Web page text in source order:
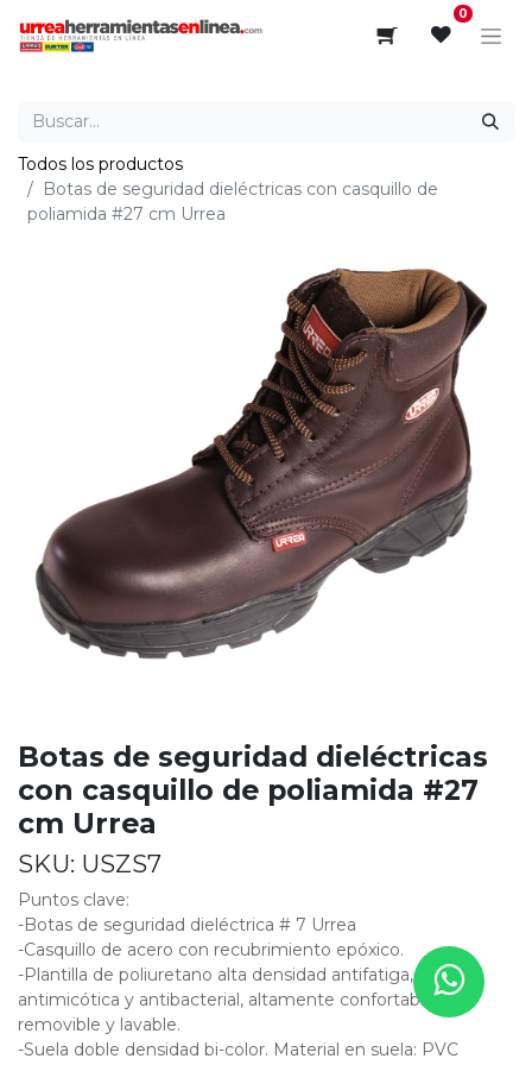
0
Todos los productos
Botas de seguridad dieléctricas con casquillo de
poliamida #27 cm Urrea
Botas de seguridad dieléctricas
con casquillo de poliamida #27
cm Urrea
SKU: USZS7
Puntos clave:
-Botas de seguridad dieléctrica # 7 Urrea
-Casquillo de acero con recubrimiento epóxico.
-Plantilla de poliuretano alta densidad antifatiga,
antimicótica y antibacterial, altamente confortable,
removible y lavable.
-Suela doble densidad bi-color. Material en suela: PVC